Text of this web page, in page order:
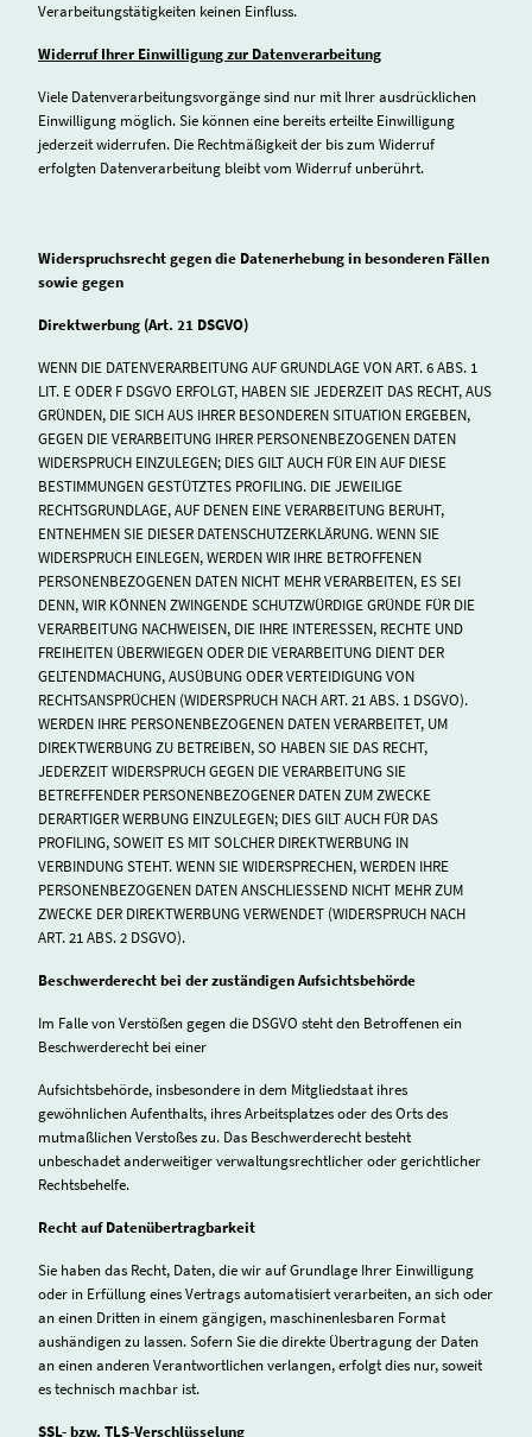
Verarbeitungstätigkeiten keinen Einfluss.
Widerruf Ihrer Einwilligung zur Datenverarbeitung
Viele Datenverarbeitungsvorgänge sind nur mit Ihrer ausdrücklichen
Einwilligung möglich. Sie können eine bereits erteilte Einwilligung
jederzeit widerrufen. Die Rechtmäßigkeit der bis zum Widerruf
erfolgten Datenverarbeitung bleibt vom Widerruf unberührt.
Widerspruchsrecht gegen die Datenerhebung in besonderen Fällen
sowie gegen
Direktwerbung (Art. 21 DSGVO)
WENN DIE DATENVERARBEITUNG AUF GRUNDLAGE VON ART. 6 ABS. 1
LIT. E ODER F DSGVO ERFOLGT, HABEN SIE JEDERZEIT DAS RECHT, AUS
GRÜNDEN, DIE SICH AUS IHRER BESONDEREN SITUATION ERGEBEN,
GEGEN DIE VERARBEITUNG IHRER PERSONENBEZOGENEN DATEN
WIDERSPRUCH EINZULEGEN; DIES GILT AUCH FÜR EIN AUF DIESE
BESTIMMUNGEN GESTÜTZTES PROFILING. DIE JEWEILIGE
RECHTSGRUNDLAGE, AUF DENEN EINE VERARBEITUNG BERUHT,
ENTNEHMEN SIE DIESER DATENSCHUTZERKLÄRUNG. WENN SIE
WIDERSPRUCH EINLEGEN, WERDEN WIR IHRE BETROFFENEN
PERSONENBEZOGENEN DATEN NICHT MEHR VERARBEITEN, ES SEI
DENN, WIR KÖNNEN ZWINGENDE SCHUTZWÜRDIGE GRÜNDE FÜR DIE
VERARBEITUNG NACHWEISEN, DIE IHRE INTERESSEN, RECHTE UND
FREIHEITEN ÜBERWIEGEN ODER DIE VERARBEITUNG DIENT DER
GELTENDMACHUNG, AUSÜBUNG ODER VERTEIDIGUNG VON
RECHTSANSPRÜCHEN (WIDERSPRUCH NACH ART. 21 ABS. 1 DSGVO).
WERDEN IHRE PERSONENBEZOGENEN DATEN VERARBEITET, UM
DIREKTWERBUNG ZU BETREIBEN, SO HABEN SIE DAS RECHT,
JEDERZEIT WIDERSPRUCH GEGEN DIE VERARBEITUNG SIE
BETREFFENDER PERSONENBEZOGENER DATEN ZUM ZWECKE
DERARTIGER WERBUNG EINZULEGEN; DIES GILT AUCH FÜR DAS
PROFILING, SOWEIT ES MIT SOLCHER DIREKTWERBUNG IN
VERBINDUNG STEHT. WENN SIE WIDERSPRECHEN, WERDEN IHRE
PERSONENBEZOGENEN DATEN ANSCHLIESSEND NICHT MEHR ZUM
ZWECKE DER DIREKTWERBUNG VERWENDET (WIDERSPRUCH NACH
ART. 21 ABS. 2 DSGVO).
Beschwerderecht bei der zuständigen Aufsichtsbehörde
Im Falle von Verstößen gegen die DSGVO steht den Betroffenen ein
Beschwerderecht bei einer
Aufsichtsbehörde, insbesondere in dem Mitgliedstaat ihres
gewöhnlichen Aufenthalts, ihres Arbeitsplatzes oder des Orts des
mutmaßlichen Verstoßes zu. Das Beschwerderecht besteht
unbeschadet anderweitiger verwaltungsrechtlicher oder gerichtlicher
Rechtsbehelfe.
Recht auf Datenübertragbarkeit
Sie haben das Recht, Daten, die wir auf Grundlage Ihrer Einwilligung
oder in Erfüllung eines Vertrags automatisiert verarbeiten, an sich oder
an einen Dritten in einem gängigen, maschinenlesbaren Format
aushändigen zu lassen. Sofern Sie die direkte Übertragung der Daten
an einen anderen Verantwortlichen verlangen, erfolgt dies nur, soweit
es technisch machbar ist.
SSL- bzw. TLS-Verschlüsselung